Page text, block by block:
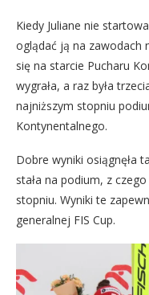
Kiedy Juliane nie
oglądać ją na zawodach
się na starcie Pucharu
wygrała, a raz była
najniższym stopniu
Kontynentalnego.
Dobre wyniki osiągnęła
stała na podium, z
stopniu. Wyniki te
generalnej FIS Cup.